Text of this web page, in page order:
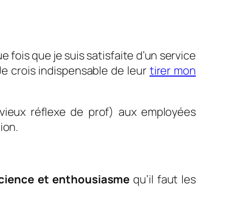
fois que je suis satisfaite d’un service
crois indispensable de leur tirer mon
réflexe de prof) aux employées
et enthousiasme qu’il faut les